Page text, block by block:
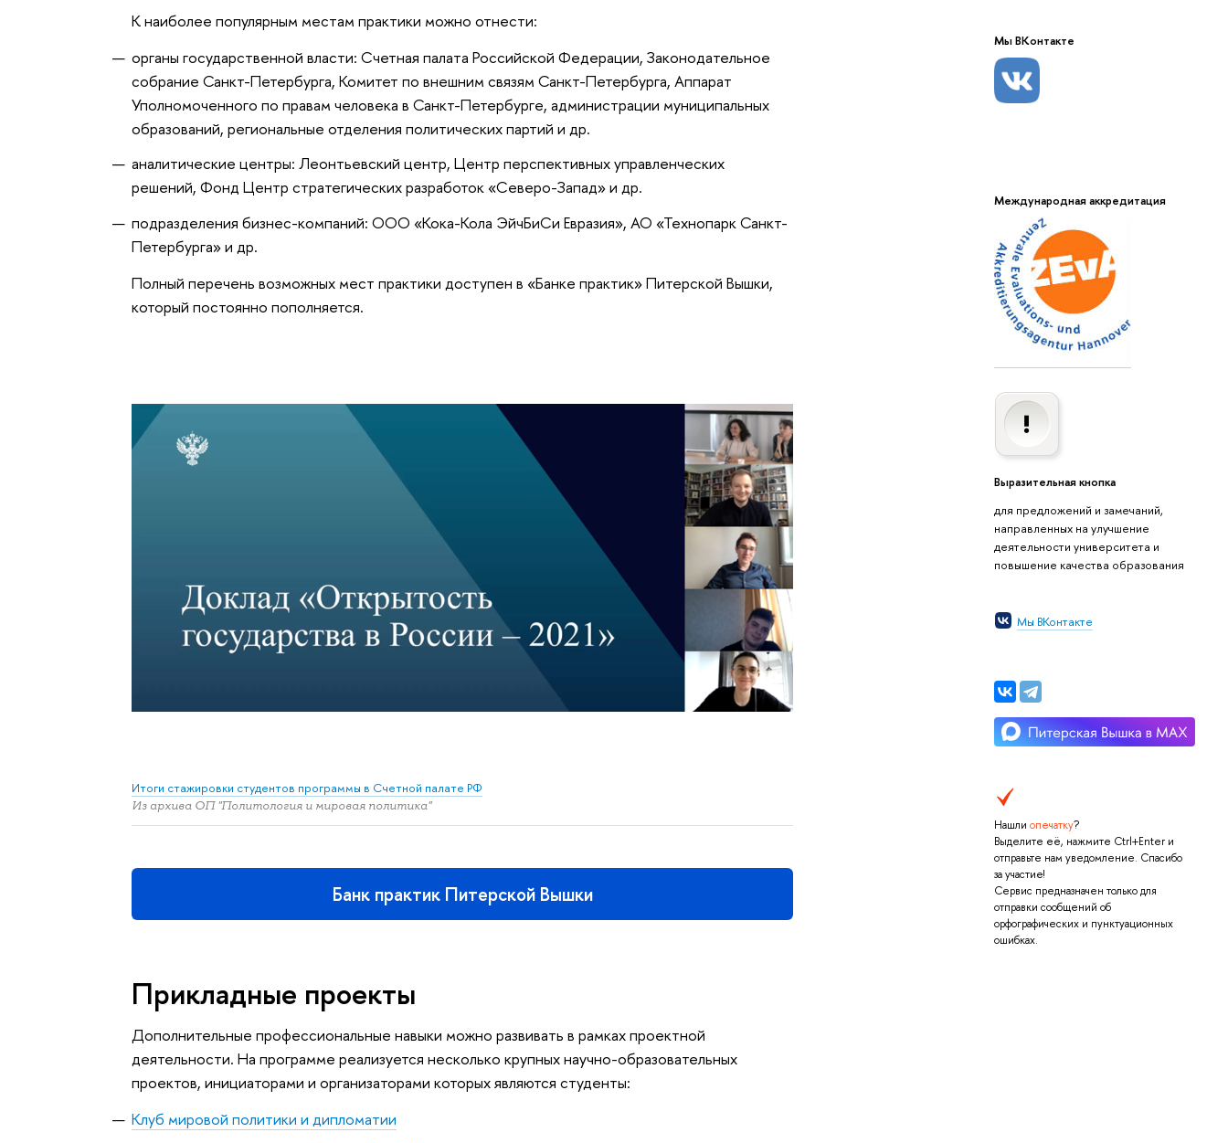
Мы ВКонтакте
Международная аккредитация
Выразительная кнопка
для предложений и замечаний,
направленных на улучшение
деятельности университета и
повышение качества образования
Мы ВКонтакте
Нашли опечатку?
Выделите её, нажмите Ctrl+Enter и
отправьте нам уведомление. Спасибо
за участие!
Сервис предназначен только для
отправки сообщений об
орфографических и пунктуационных
ошибках.
К наиболее популярным местам практики можно отнести:
органы государственной власти: Счетная палата Российской Федерации, Законодательное
собрание Санкт-Петербурга, Комитет по внешним связям Санкт-Петербурга, Аппарат
Уполномоченного по правам человека в Санкт-Петербурге, администрации муниципальных
образований, региональные отделения политических партий и др.
аналитические центры: Леонтьевский центр, Центр перспективных управленческих
решений, Фонд Центр стратегических разработок «Северо-Запад» и др.
подразделения бизнес-компаний: ООО «Кока-Кола ЭйчБиСи Евразия», АО «Технопарк Санкт-
Петербурга» и др.
Полный перечень возможных мест практики доступен в «Банке практик» Питерской Вышки,
который постоянно пополняется.
Итоги стажировки студентов программы в Счетной палате РФ
Из архива ОП "Политология и мировая политика"
Банк практик Питерской Вышки
Прикладные проекты
Дополнительные профессиональные навыки можно развивать в рамках проектной
деятельности. На программе реализуется несколько крупных научно-образовательных
проектов, инициаторами и организаторами которых являются студенты:
Клуб мировой политики и дипломатии